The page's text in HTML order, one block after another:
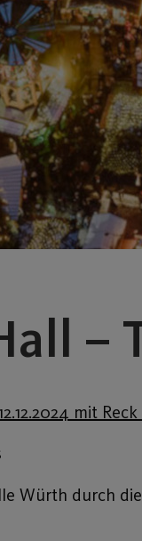
–
mit
Würth durch